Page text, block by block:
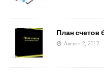
План счетов
Август 2, 2017